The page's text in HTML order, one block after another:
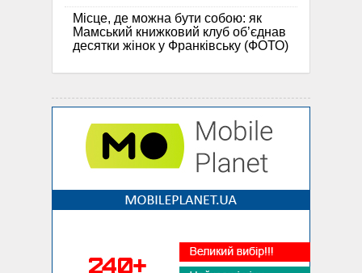
Місце, де можна бути собою: як
Мамський книжковий клуб об’єднав
десятки жінок у Франківську (ФОТО)